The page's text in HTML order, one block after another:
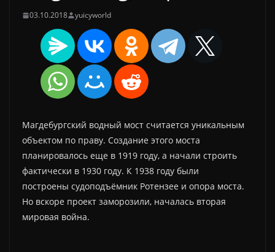
03.10.2018 yuicyworld
Магдебургский водный мост считается уникальным
объектом по праву. Создание этого моста
планировалось еще в 1919 году, а начали строить
фактически в 1930 году. К 1938 году были
построены судоподъёмник Ротензее и опора моста.
Но вскоре проект заморозили, началась вторая
мировая война.